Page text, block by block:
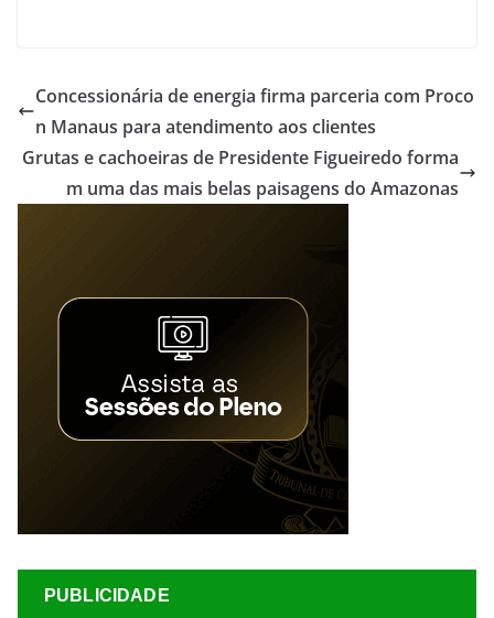
Concessionária de energia firma parceria com Proco
n Manaus para atendimento aos clientes
Grutas e cachoeiras de Presidente Figueiredo forma
m uma das mais belas paisagens do Amazonas
PUBLICIDADE